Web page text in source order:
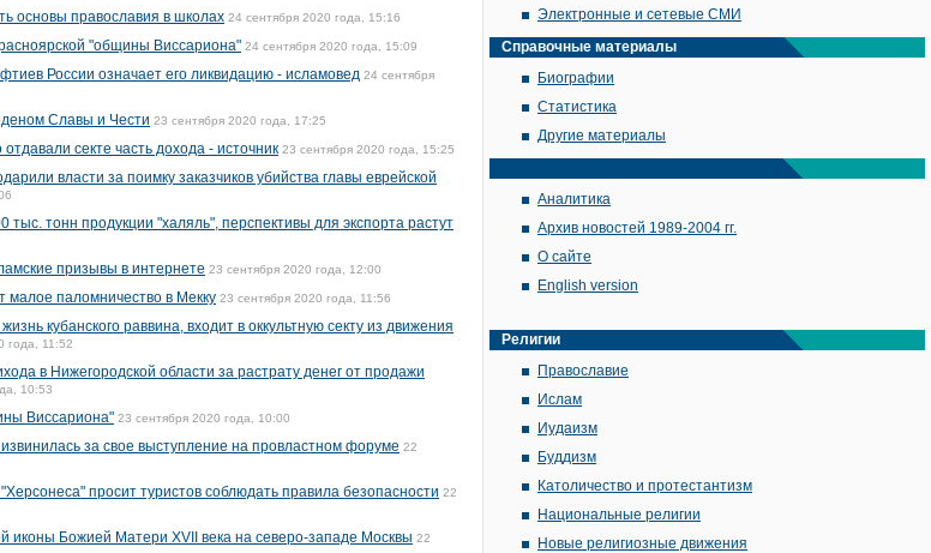
основы православия в школах 24 сентября 2020 года, 15:16
"общины Виссариона" 24 сентября 2020 года, 15:09
России означает его ликвидацию - исламовед 24 сентября
Славы и Чести 23 сентября 2020 года, 17:25
секте часть дохода - источник 23 сентября 2020 года, 15:25
власти за поимку заказчиков убийства главы еврейской
тонн продукции "халяль", перспективы для экспорта растут
призывы в интернете 23 сентября 2020 года, 12:00
малое паломничество в Мекку 23 сентября 2020 года, 11:56
кубанского раввина, входит в оккультную секту из движения
года, 11:52
в Нижегородской области за растрату денег от продажи
10:53
Виссариона" 23 сентября 2020 года, 10:00
за свое выступление на провластном форуме 22
просит туристов соблюдать правила безопасности 22
иконы Божией Матери XVII века на северо-западе Москвы 22
Электронные и сетевые СМИ
Справочные материалы
Биографии
Статистика
Другие материалы
Аналитика
Архив новостей 1989-2004 гг.
О сайте
English version
Религии
Православие
Ислам
Иудаизм
Буддизм
Католичество и протестантизм
Национальные религии
Новые религиозные движения